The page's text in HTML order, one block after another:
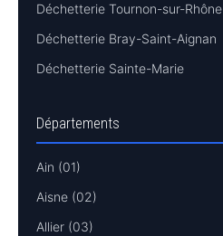
Déchetterie Tournon-sur-Rhône
Déchetterie Bray-Saint-Aignan
Déchetterie Sainte-Marie
Départements
Ain (01)
Aisne (02)
Allier (03)